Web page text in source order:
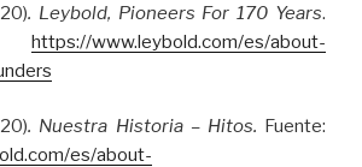
. Leybold, Pioneers For 170 Years.
https://www.leybold.com/es/about-
. Nuestra Historia – Hitos. Fuente:
es/about-